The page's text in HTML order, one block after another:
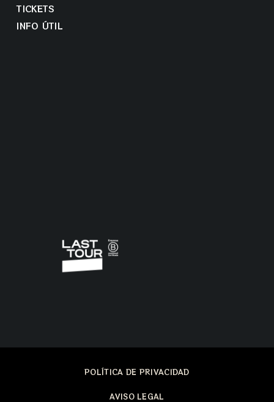
TICKETS
INFO ÚTIL
POLÍTICA DE PRIVACIDAD
AVISO LEGAL